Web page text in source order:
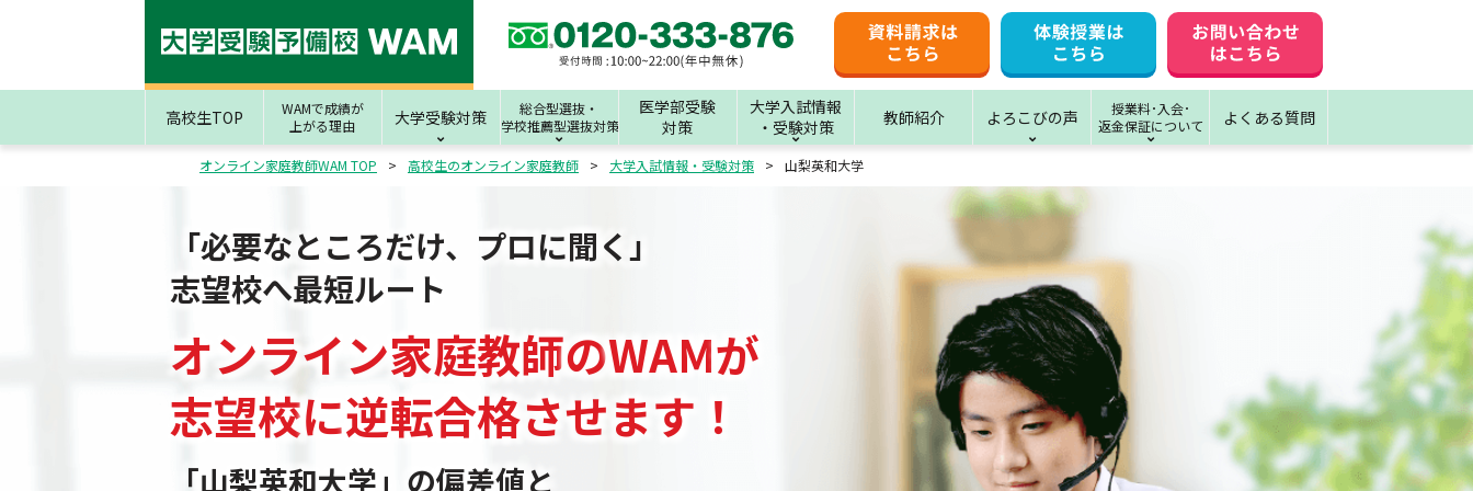
高校生TOP
WAMで成績が
上がる理由
大学受験対策
総合型選抜・
学校推薦型選抜対策
医学部受験
対策
大学入試情報
・受験対策
教師紹介 よろこびの声
授業料･入会･
返金保証について
よくある質問
オンライン家庭教師WAM TOP 高校生のオンライン家庭教師 大学入試情報・受験対策 山梨英和大学
「必要なところだけ、プロに聞く」
志望校へ最短ルート
オンライン家庭教師のWAMが
志望校に逆転合格させます！
「山梨英和大学」の偏差値と